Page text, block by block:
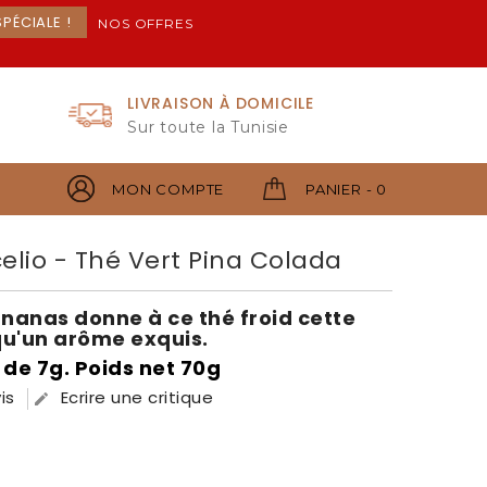
! NOS OFFRES
LIVRAISON À DOMICILE
Sur toute la Tunisie
PANIER - 0
MON COMPTE
- Thé Vert Pina Colada
donne à ce thé froid cette
arôme exquis.
7g. Poids net 70g
 Ecrire une critique